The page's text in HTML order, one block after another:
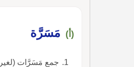
(أ) مَسَرَّة
جمع مَسَرَّات